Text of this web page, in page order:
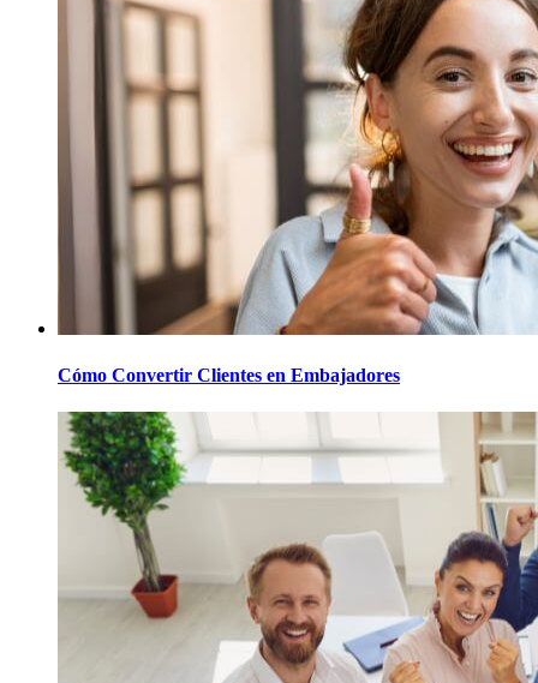
Cómo Convertir Clientes en Embajadores